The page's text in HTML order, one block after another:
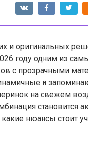
и оригинальных
году одним из
с прозрачными
и
на свежем
становится
нюансы стоит